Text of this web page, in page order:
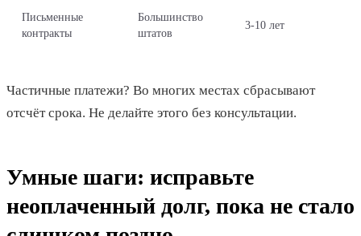
Письменные
контракты
Большинство
штатов
3-10 лет
Частичные платежи? Во многих местах сбрасывают
отсчёт срока. Не делайте этого без консультации.
Умные шаги: исправьте
неоплаченный долг, пока не стало